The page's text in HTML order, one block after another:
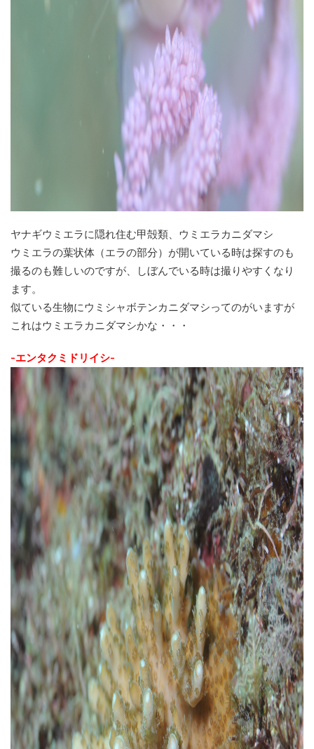
ヤナギウミエラに隠れ住む甲殻類、ウミエラカニダマシ
ウミエラの葉状体（エラの部分）が開いている時は探すのも
撮るのも難しいのですが、しぼんでいる時は撮りやすくなり
ます。
似ている生物にウミシャボテンカニダマシってのがいますが
これはウミエラカニダマシかな・・・
-エンタクミドリイシ-